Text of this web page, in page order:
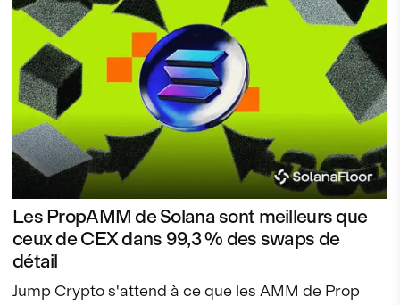
Les PropAMM de Solana sont meilleurs que
ceux de CEX dans 99,3 % des swaps de
détail
Jump Crypto s'attend à ce que les AMM de Prop